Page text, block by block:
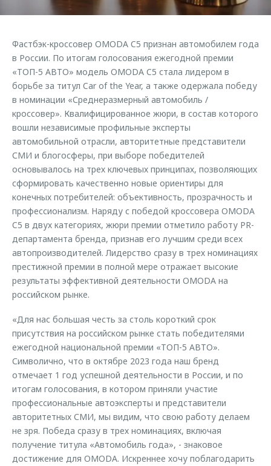
Страхование
Аксессуары
Одежда и сувениры
Оригинальные аксессуары
Запчасти
Трейд-ин
Калькулятор трейд-ин
Клиентская поддержка
Клуб владельцев OMODA
Приложение O&J
Аксессуары
Одежда и сувениры
Оригинальные аксессуары
Запчасти
Обратная связь
Фастбэк-кроссовер OMODA C5 признан автомобилем года
в России. По итогам голосования ежегодной премии
«ТОП-5 АВТО» модель OMODA C5 стала лидером в
борьбе за титул Car of the Year, а также одержала победу
в номинации «Среднеразмерный автомобиль /
кроссовер». Квалифицированное жюри, в состав которого
вошли независимые профильные эксперты
автомобильной отрасли, авторитетные представители
СМИ и блогосферы, при выборе победителей
основывалось на трех ключевых принципах, позволяющих
сформировать качественно новые ориентиры для
конечных потребителей: объективность, прозрачность и
профессионализм. Наряду с победой кроссовера OMODA
C5 в двух категориях, жюри премии отметило работу PR-
департамента бренда, признав его лучшим среди всех
автопроизводителей. Лидерство сразу в трех номинациях
престижной премии в полной мере отражает высокие
результаты эффективной деятельности OMODA на
российском рынке.
«Для нас большая честь за столь короткий срок
присутствия на российском рынке стать победителями
ежегодной национальной премии «ТОП-5 АВТО».
Символично, что в октябре 2023 года наш бренд
отмечает 1 год успешной деятельности в России, и по
итогам голосования, в котором приняли участие
профессиональные автоэксперты и представители
авторитетных СМИ, мы видим, что свою работу делаем
не зря. Победа сразу в трех номинациях, включая
получение титула «Автомобиль года», - знаковое
достижение для OMODA. Искреннее хочу поблагодарить